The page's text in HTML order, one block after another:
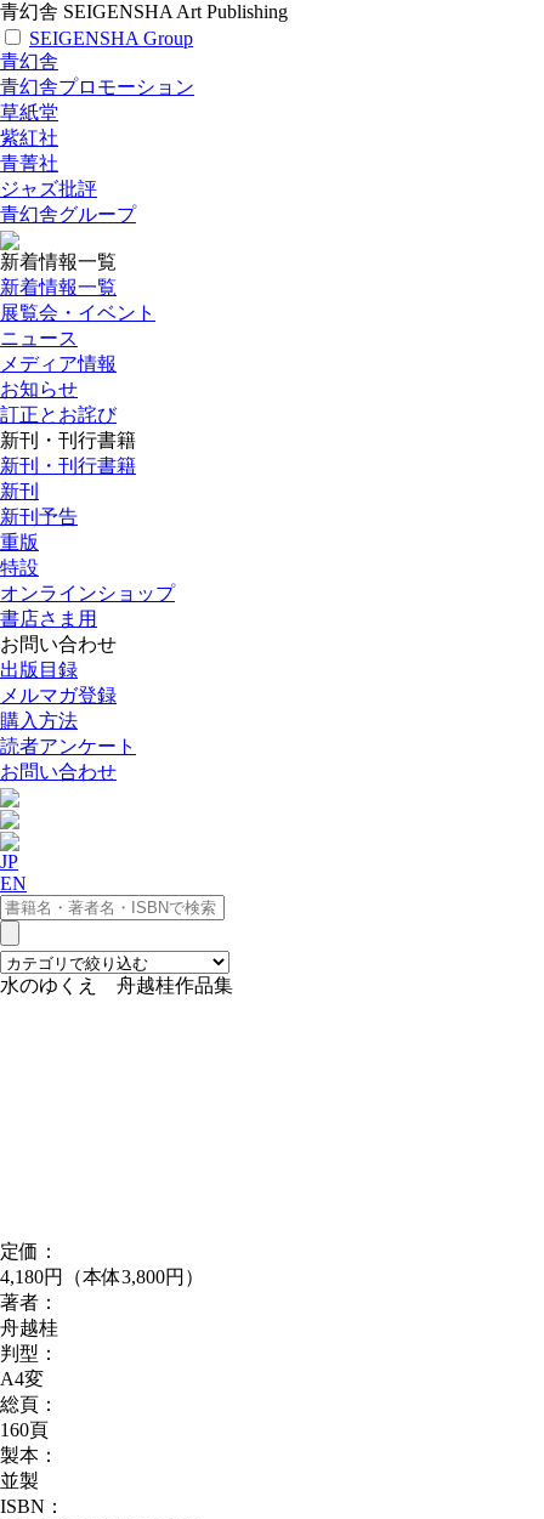
青幻舎 SEIGENSHA Art Publishing
SEIGENSHA Group
青幻舎
青幻舎プロモーション
草紙堂
紫紅社
青菁社
ジャズ批評
青幻舎グループ
新着情報一覧
新着情報一覧
展覧会・イベント
ニュース
メディア情報
お知らせ
訂正とお詫び
新刊・刊行書籍
新刊・刊行書籍
新刊
新刊予告
重版
特設
オンラインショップ
書店さま用
お問い合わせ
出版目録
メルマガ登録
購入方法
読者アンケート
お問い合わせ
JP
EN
水のゆくえ 舟越桂作品集
定価：
4,180円（本体3,800円）
著者：
舟越桂
判型：
A4変
総頁：
160頁
製本：
並製
ISBN：